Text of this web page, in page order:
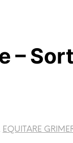
–
EQUITARE